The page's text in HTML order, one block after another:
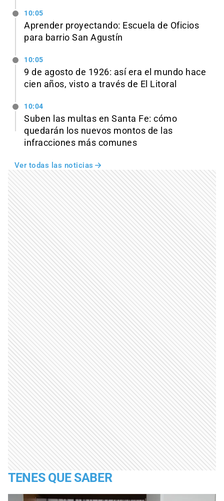
10:05
Aprender proyectando: Escuela de Oficios
para barrio San Agustín
10:05
9 de agosto de 1926: así era el mundo hace
cien años, visto a través de El Litoral
10:04
Suben las multas en Santa Fe: cómo
quedarán los nuevos montos de las
infracciones más comunes
Ver todas las noticias
TENES QUE SABER